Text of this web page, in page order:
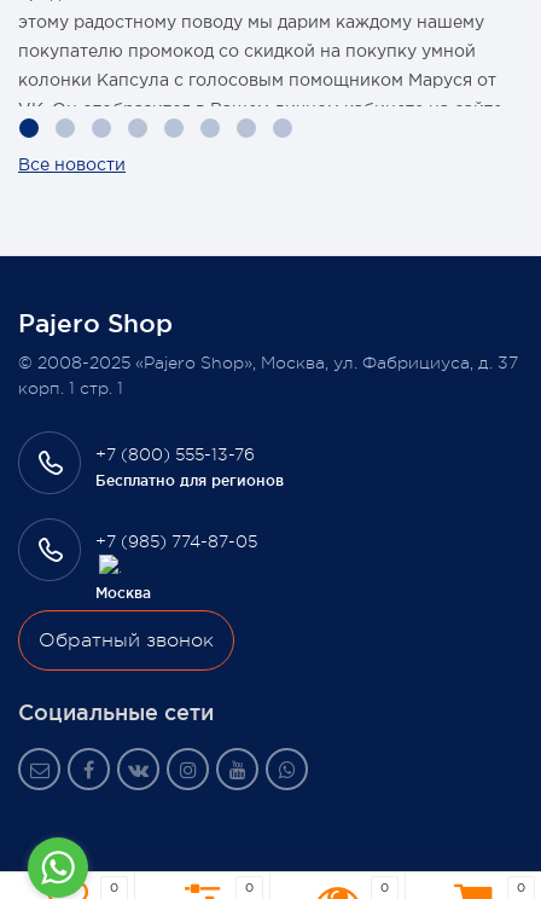
этому радостному поводу мы дарим каждому нашему
покупателю промокод со скидкой на покупку умной
колонки Капсула с голосовым помощником Маруся от
VK. Он отобразится в Вашем личном кабинете на сайте
магазина Pajero Shop 14 февраля.
Всегда Ваш, Pajero Shop
3 февраля 2022
Все новости
Pajero Shop
+7 (800) 555-13-76
Бесплатно для регионов
+7 (985) 774-87-05
Москва
Обратный звонок
Социальные сети
© 2008-2025 «Pajero Shop», Москва, ул. Фабрициуса, д. 37
корп. 1 стр. 1
0 0 0 0